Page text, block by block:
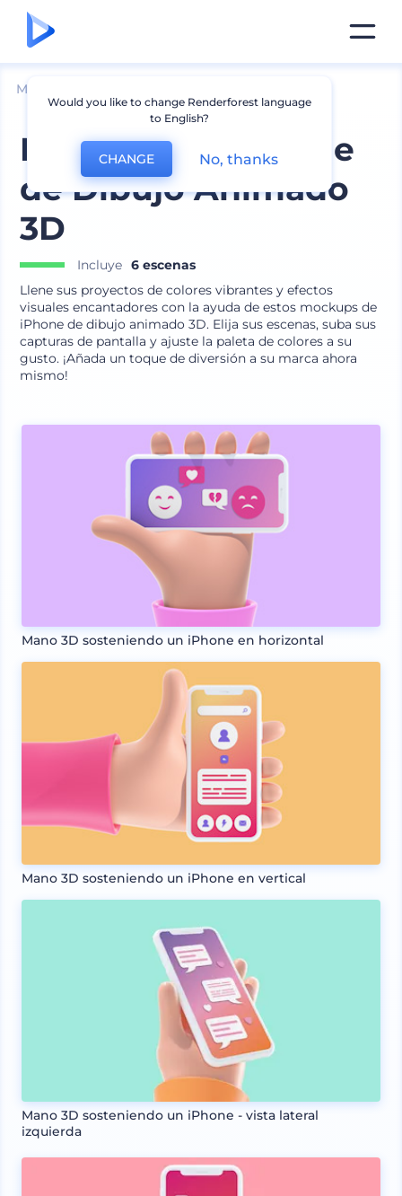
Mockups
Mockups de iPhone
de Dibujo Animado
3D
Incluye 6 escenas
Llene sus proyectos de colores vibrantes y efectos
visuales encantadores con la ayuda de estos mockups de
iPhone de dibujo animado 3D. Elija sus escenas, suba sus
capturas de pantalla y ajuste la paleta de colores a su
gusto. ¡Añada un toque de diversión a su marca ahora
mismo!
Mano 3D sosteniendo un iPhone en horizontal
Mano 3D sosteniendo un iPhone en vertical
Mano 3D sosteniendo un iPhone - vista lateral
izquierda
Would you like to change Renderforest language
to English?
CHANGE No, thanks